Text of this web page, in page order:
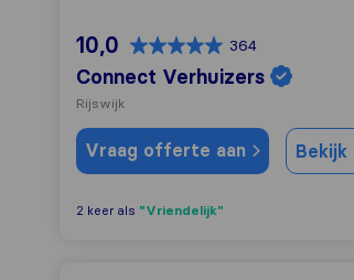
10,0 364
Connect Verhuizers
Rijswijk
Vraag offerte aan Bekijk
2 keer als "Vriendelijk"